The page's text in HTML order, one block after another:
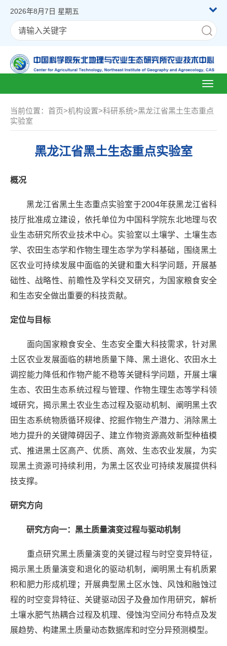
2026年8月7日 星期五
当前位置： 首页>机构设置>科研系统>黑龙江省黑土生态重点
实验室
黑龙江省黑土生态重点实验室
概况
黑龙江省黑土生态重点实验室于2004年获黑龙江省科
技厅批准成立建设，依托单位为中国科学院东北地理与农
业生态研究所农业技术中心。实验室以 土壤学、 土壤生态
学、农田生态学和作物生理生态学为学科基础，围绕黑土
区农业可持续发展中面临的关键和重大科学问题，开展基
础性、战略性、前瞻性及学科交叉研究，为国家粮食安全
和生态安全做出重要的科技贡献。
定位与目标
面向国家粮食安全、生态安全重大科技需求，针对黑
土区农业发展面临的耕地质量下降、黑土退化、农田水土
调控能力降低和作物产能不稳等关键科学问题，开展土壤
生态、农田生态系统过程与管理、作物生理生态等学科领
域研究，揭示黑土农业生态过程及驱动机制、阐明黑土农
田生态系统物质循环规律、挖掘作物生产潜力、消除黑土
地力提升的关键障碍因子、建立作物资源高效新型种植模
式、推进黑土区高产、优质、高效、生态农业发展，为实
现黑土资源可持续利用，为黑土区农业可持续发展提供科
技支撑。
研究方向
研究方向一：黑土质量演变过程与驱动机制
重点研究黑土质量演变的关键过程与时空变异特征，
揭示黑土质量演变和退化的驱动机制，阐明黑土有机质累
积和肥力形成机理；开展典型黑土区水蚀、风蚀和融蚀过
程的时空变异特征、关键驱动因子及叠加作用研究，解析
土壤水肥气热耦合过程及机理、侵蚀沟空间分布特点及发
展趋势、构建黑土质量动态数据库和时空分异预测模型。